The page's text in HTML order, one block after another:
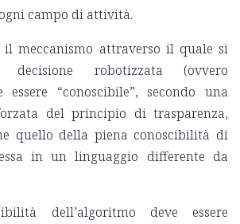
campo di attività.
meccanismo attraverso il quale si
decisione robotizzata (ovvero
essere “conoscibile”, secondo una
del principio di trasparenza,
quello della piena conoscibilità di
in un linguaggio differente da
dell’algoritmo deve essere